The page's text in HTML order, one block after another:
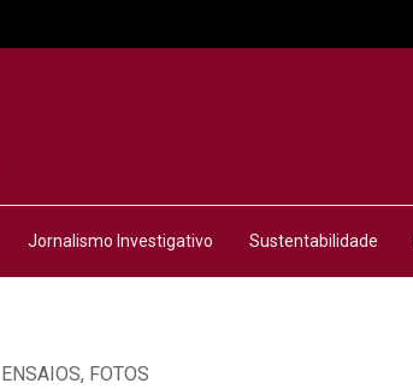
Jornalismo Investigativo Sustentabilidade
ENSAIOS, FOTOS